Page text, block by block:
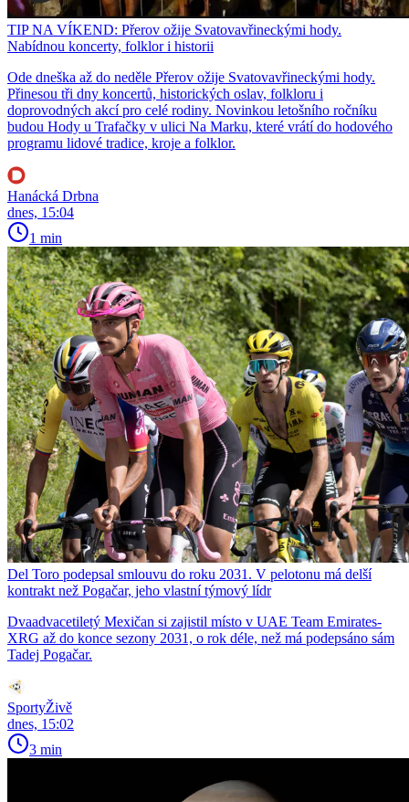
TIP NA VÍKEND: Přerov ožije Svatovavřineckými hody.
Nabídnou koncerty, folklor i historii
Ode dneška až do neděle Přerov ožije Svatovavřineckými hody.
Přinesou tři dny koncertů, historických oslav, folkloru i
doprovodných akcí pro celé rodiny. Novinkou letošního ročníku
budou Hody u Trafačky v ulici Na Marku, které vrátí do hodového
programu lidové tradice, kroje a folklor.
Hanácká Drbna
dnes, 15:04
1 min
Del Toro podepsal smlouvu do roku 2031. V pelotonu má delší
kontrakt než Pogačar, jeho vlastní týmový lídr
Dvaadvacetiletý Mexičan si zajistil místo v UAE Team Emirates-
XRG až do konce sezony 2031, o rok déle, než má podepsáno sám
Tadej Pogačar.
SportyŽivě
dnes, 15:02
3 min